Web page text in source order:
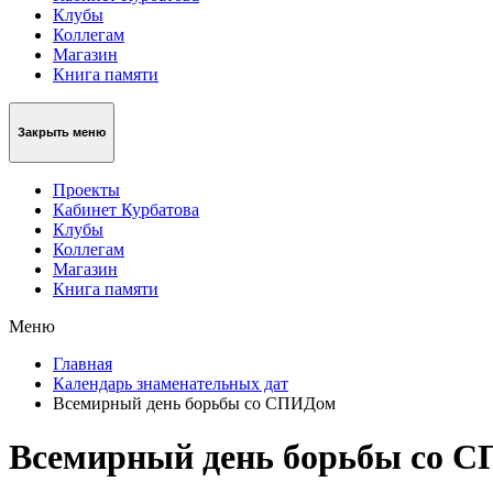
Клубы
Коллегам
Магазин
Книга памяти
Закрыть меню
Проекты
Кабинет Курбатова
Клубы
Коллегам
Магазин
Книга памяти
Меню
Главная
Календарь знаменательных дат
Всемирный день борьбы со СПИДом
Всемирный день борьбы со